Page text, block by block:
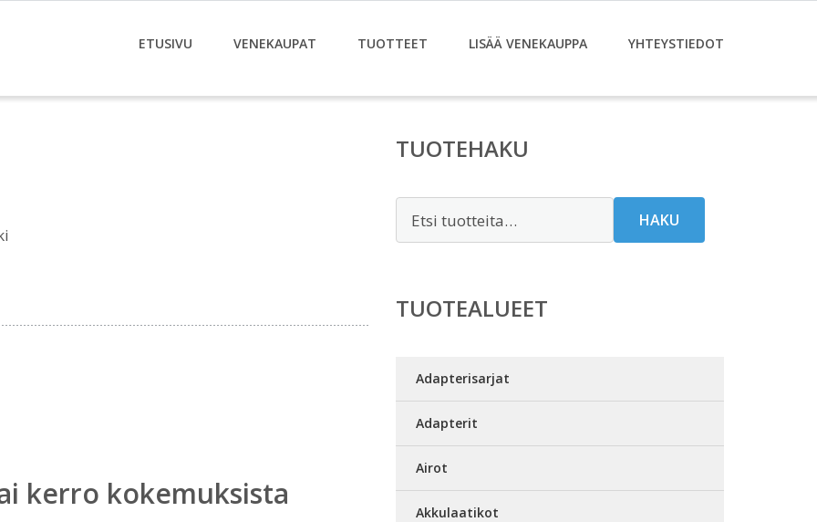
ETUSIVU VENEKAUPAT TUOTTEET LISÄÄ VENEKAUPPA YHTEYSTIEDOT
kerro kokemuksista
TUOTEHAKU
HAKU
TUOTEALUEET
Adapterisarjat
Adapterit
Airot
Akkulaatikot